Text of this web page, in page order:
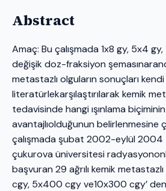
Abstract
Amaç: Bu çalışmada 1x8 gy, 5x4
değişik doz-fraksiyon
metastazlı olguların sonuçları
literatürlekarşılaştırılarak kemik
tedavisinde hangi ışınlama
avantajlıolduğunun belirlenmesine
çalışmada şubat 2002-eylül 2004
çukurova üniversitesi
başvuran 29 ağrılı kemik
cgy, 5x400 cgy ve10x300 cgy’